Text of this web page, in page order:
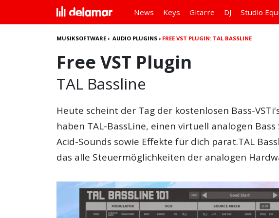
News Keys Gitarre DJ Studio
MUSIKSOFTWARE ›AUDIO PLUGINS › FREE VST PLUGIN: TAL BASSLINE
Free VST Plugin
TAL Bassline
Heute scheint der Tag der kostenlosen Bass-
haben TAL-BassLine, einen virtuell analogen
Acid-Sounds sowie Effekte für dich parat.TAL
das alle Steuermöglichkeiten der analogen